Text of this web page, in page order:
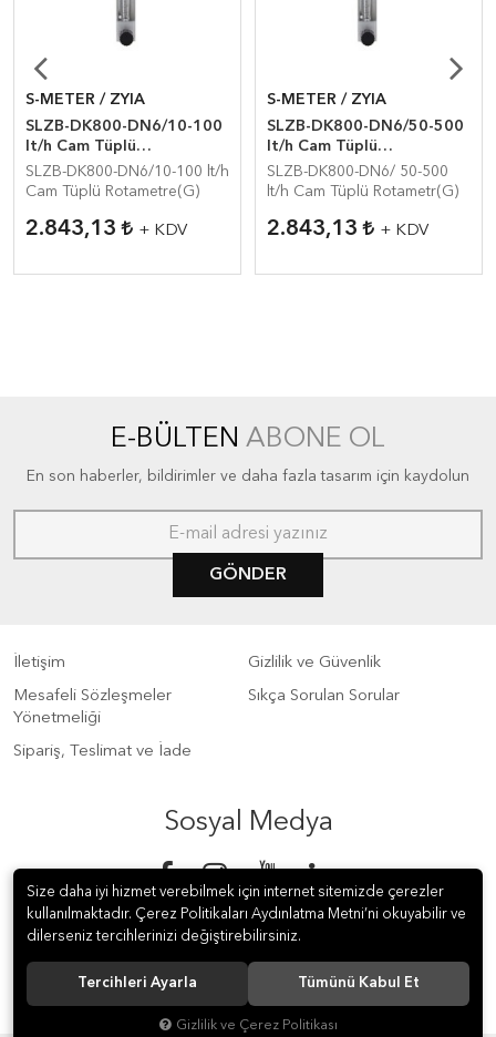
S-METER / ZYIA
SLZB-DK800-DN6/10-100
lt/h Cam Tüplü
Rotamet(Hava)
SLZB-DK800-DN6/10-100 lt/h
Cam Tüplü Rotametre(G)
2.843,13 + KDV
S-METER / ZYIA
SLZB-DK800-DN6/50-500
lt/h Cam Tüplü
Rotamet(Hava)
SLZB-DK800-DN6/ 50-500
lt/h Cam Tüplü Rotametr(G)
2.843,13 + KDV
E-BÜLTEN ABONE OL
En son haberler, bildirimler ve daha fazla tasarım için kaydolun
GÖNDER
İletişim
Gizlilik ve Güvenlik
Mesafeli Sözleşmeler
Yönetmeliği
Sıkça Sorulan Sorular
Sipariş, Teslimat ve İade
Sosyal Medya
© 2018 S Meter Sayaç ve Otomasyon A.Ş. Tüm hakları saklıdır.
Size daha iyi hizmet verebilmek için internet sitemizde çerezler
kullanılmaktadır. Çerez Politikaları Aydınlatma Metni’ni okuyabilir ve
dilerseniz tercihlerinizi değiştirebilirsiniz.
Tercihleri Ayarla Tümünü Kabul Et
Gizlilik ve Çerez Politikası